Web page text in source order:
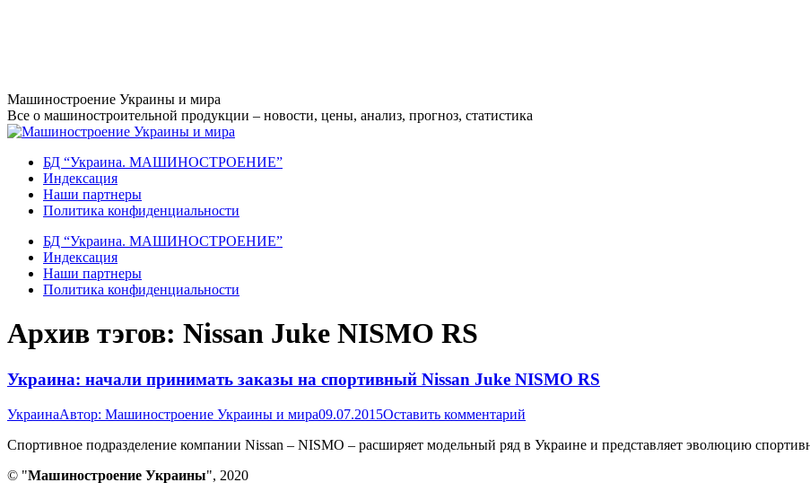
Перейти
к
содержанию
Машиностроение Украины и мира
Все о машиностроительной продукции – новости, цены, анализ, прогноз, статистика
БД “Украина. МАШИНОСТРОЕНИЕ”
Индекcация
Наши партнеры
Политика конфиденциальности
БД “Украина. МАШИНОСТРОЕНИЕ”
Индекcация
Наши партнеры
Политика конфиденциальности
Архив тэгов: Nissan Juke NISMO RS
Украина: начали принимать заказы на спортивный Nissan Juke NISMO RS
УкраинаАвтор: Машиностроение Украины и мира09.07.2015Оставить комментарий
Cпортивное подразделение компании Nissan – NISMO – расширяет модельный ряд в Украине и представляет эволюцию
© "Машиностроение Украины", 2020